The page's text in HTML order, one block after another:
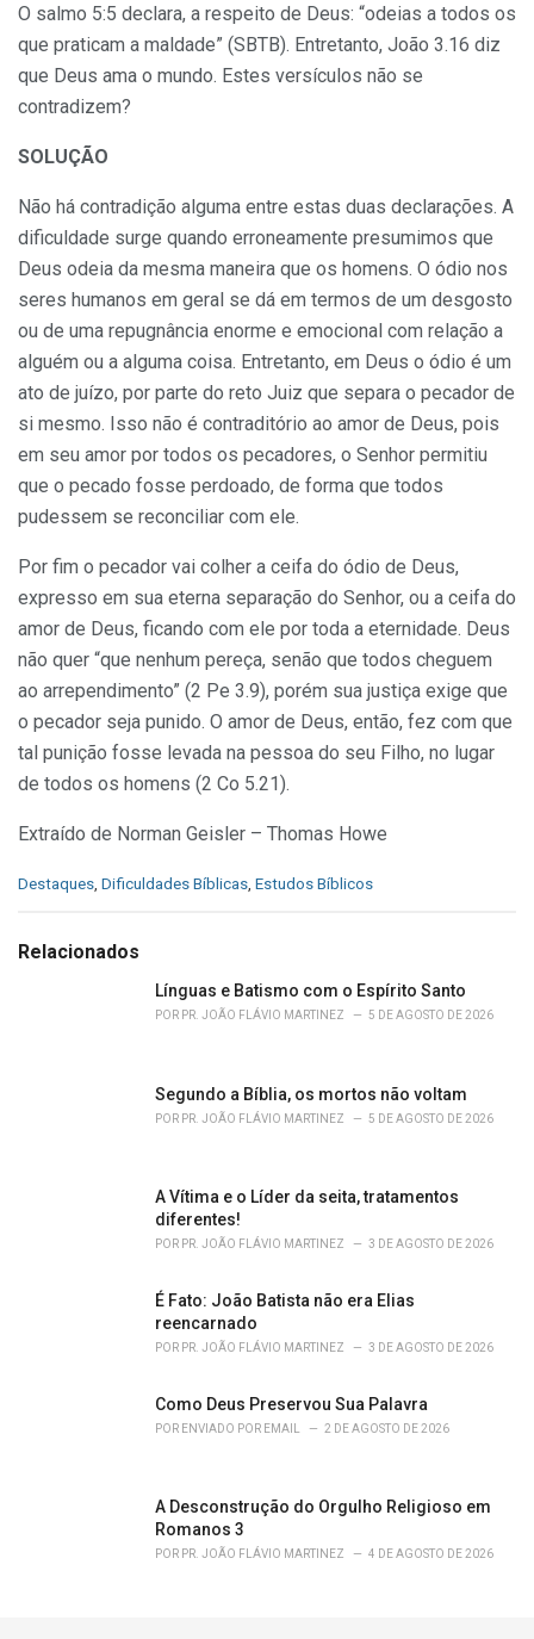
O salmo 5:5 declara, a respeito de Deus: “odeias a todos os
que praticam a maldade” (SBTB). Entretanto, João 3.16 diz
que Deus ama o mundo. Estes versículos não se
contradizem?
SOLUÇÃO
Não há contradição alguma entre estas duas declarações. A
dificuldade surge quando erroneamente presumimos que
Deus odeia da mesma maneira que os homens. O ódio nos
seres humanos em geral se dá em termos de um desgosto
ou de uma repugnância enorme e emocional com relação a
alguém ou a alguma coisa. Entretanto, em Deus o ódio é um
ato de juízo, por parte do reto Juiz que separa o pecador de
si mesmo. Isso não é contraditório ao amor de Deus, pois
em seu amor por todos os pecadores, o Senhor permitiu
que o pecado fosse perdoado, de forma que todos
pudessem se reconciliar com ele.
Por fim o pecador vai colher a ceifa do ódio de Deus,
expresso em sua eterna separação do Senhor, ou a ceifa do
amor de Deus, ficando com ele por toda a eternidade. Deus
não quer “que nenhum pereça, senão que todos cheguem
ao arrependimento” (2 Pe 3.9), porém sua justiça exige que
o pecador seja punido. O amor de Deus, então, fez com que
tal punição fosse levada na pessoa do seu Filho, no lugar
de todos os homens (2 Co 5.21).
Extraído de Norman Geisler – Thomas Howe
C
e
Destaques Dificuldades Bíblicas Estudos Bíblicos
Relacionados
Línguas e Batismo com o Espírito Santo
POR PR. JOÃO FLÁVIO MARTINEZ 5 DE AGOSTO DE 2026
Segundo a Bíblia, os mortos não voltam
POR PR. JOÃO FLÁVIO MARTINEZ 5 DE AGOSTO DE 2026
A Vítima e o Líder da seita, tratamentos
diferentes!
POR PR. JOÃO FLÁVIO MARTINEZ 3 DE AGOSTO DE 2026
É Fato: João Batista não era Elias
reencarnado
POR PR. JOÃO FLÁVIO MARTINEZ 3 DE AGOSTO DE 2026
Como Deus Preservou Sua Palavra
POR ENVIADO POR EMAIL 2 DE AGOSTO DE 2026
A Desconstrução do Orgulho Religioso em
Romanos 3
POR PR. JOÃO FLÁVIO MARTINEZ 4 DE AGOSTO DE 2026